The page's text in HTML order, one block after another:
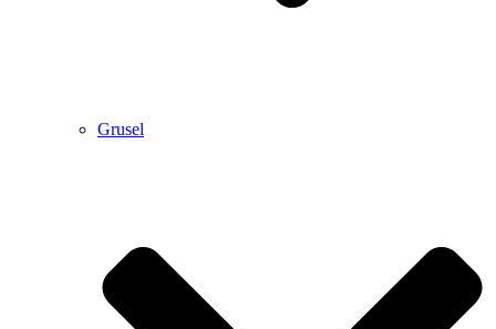
Grusel